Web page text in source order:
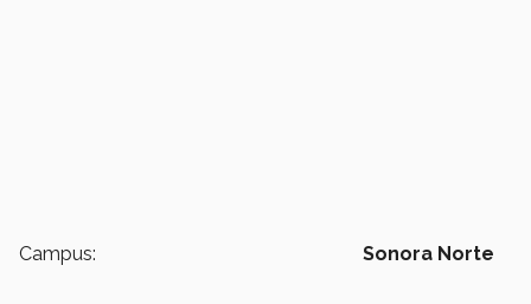
Campus: Sonora Norte